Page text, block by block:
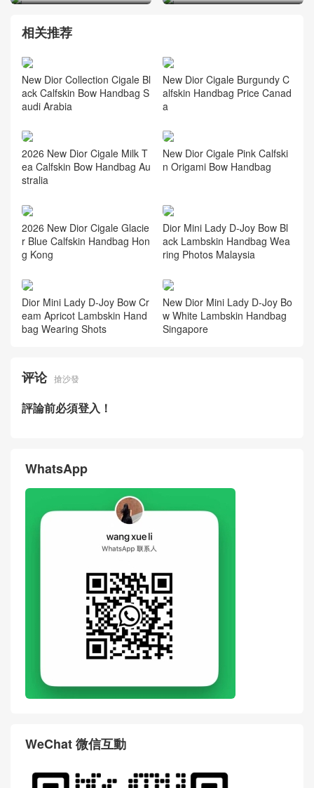
相关推荐
New Dior Collection Cigale Bl
ack Calfskin Bow Handbag S
audi Arabia
New Dior Cigale Burgundy C
alfskin Handbag Price Canad
a
2026 New Dior Cigale Milk T
ea Calfskin Bow Handbag Au
stralia
New Dior Cigale Pink Calfski
n Origami Bow Handbag
2026 New Dior Cigale Glacie
r Blue Calfskin Handbag Hon
g Kong
Dior Mini Lady D-Joy Bow Bl
ack Lambskin Handbag Wea
ring Photos Malaysia
Dior Mini Lady D-Joy Bow Cr
eam Apricot Lambskin Hand
bag Wearing Shots
New Dior Mini Lady D-Joy Bo
w White Lambskin Handbag
Singapore
评论 搶沙發
評論前必須登入！
WhatsApp
WeChat 微信互動